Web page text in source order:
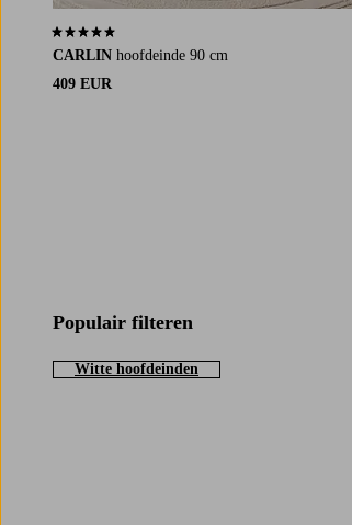
CARLIN hoofdeinde 90 cm
409 EUR
5,0 op basis van 1 beoordelingen
Populair filteren
Witte hoofdeinden